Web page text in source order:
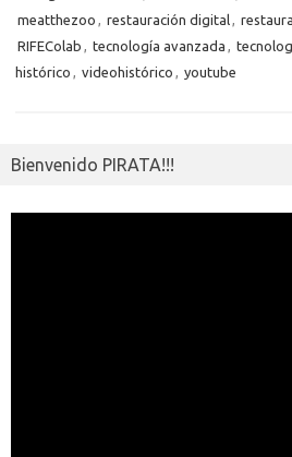
ti
r
meatthezoo , restauración digital,
RIFEColab , tecnología avanzada ,
histórico , videohistórico , youtube
Bienvenido PIRATA!!!